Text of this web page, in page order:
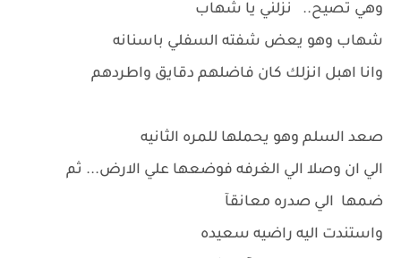
وهي تصيح.. نزلني يا شهاب
شهاب وهو يعض شفته السفلي باسنانه
وانا اهبل انزلك كان فاضلهم دقايق واطردهم
صعد السلم وهو يحملها للمره الثانيه
الي ان وصلا الي الغرفه فوضعها علي الارض... ثم
ضمها الي صدره معانقآ
واستندت اليه راضيه سعيده